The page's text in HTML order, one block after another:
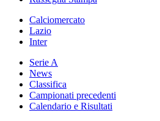
Calciomercato
Lazio
Inter
Serie A
News
Classifica
Campionati precedenti
Calendario e Risultati